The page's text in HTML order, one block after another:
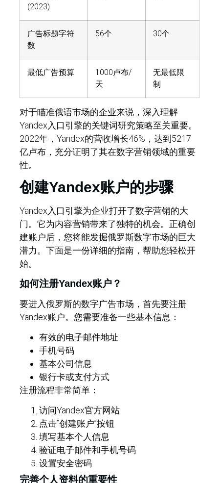
(2023)
广告标题字符
数
56个 30个
最低广告预算
1000卢布/
天
无最低限
制
对于瞄准俄语市场的企业来说，深入理解
Yandex入口引擎的关键词研究策略至关重要。
2022年，Yandex的营收增长46%，达到5217
亿卢布，充分证明了其在数字营销领域的重要
性。
创建Yandex账户的步骤
Yandex入口引擎为企业打开了数字营销的大
门。它为内容营销带来了独特的机会。正确创
建账户后，您将能发掘俄罗斯数字市场的巨大
潜力。下面是一份详细的指南，帮助您轻松开
始。
如何注册Yandex账户？
要进入俄罗斯的数字广告市场，首先要注册
Yandex账户。您需要准备一些基本信息：
有效的电子邮件地址
手机号码
基本公司信息
银行卡或支付方式
注册流程非常简单：
访问Yandex官方网站
点击”创建账户”按钮
填写基本个人信息
验证电子邮件和手机号码
设置安全密码
完善个人资料的重要性